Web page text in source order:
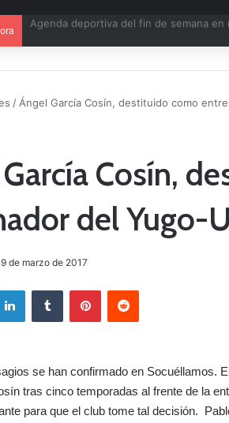
Ya se conoce el calendario de Tercera
/ Ángel García Cosín, destituido como
Cosín,
del Yugo-
de marzo de 2017
se han confirmado en Socuéllamos.
tras cinco temporadas al frente de la
para que el club tome tal decisión.